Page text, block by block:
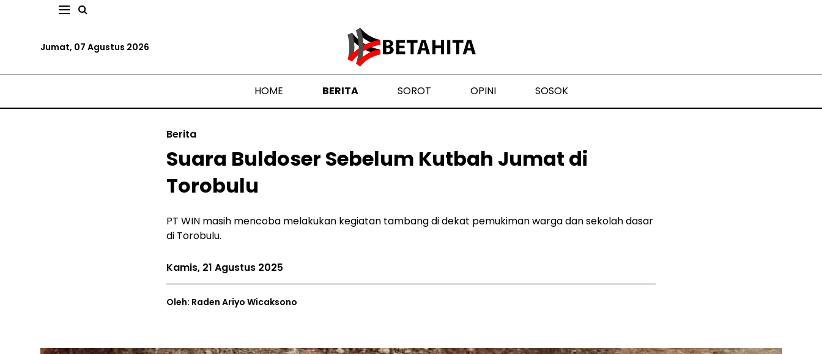
Jumat, 07 Agustus 2026
HOME BERITA SOROT OPINI SOSOK
Berita
Suara Buldoser Sebelum Kutbah Jumat di
Torobulu
PT WIN masih mencoba melakukan kegiatan tambang di dekat pemukiman warga dan sekolah dasar
di Torobulu.
Kamis, 21 Agustus 2025
Oleh: Raden Ariyo Wicaksono